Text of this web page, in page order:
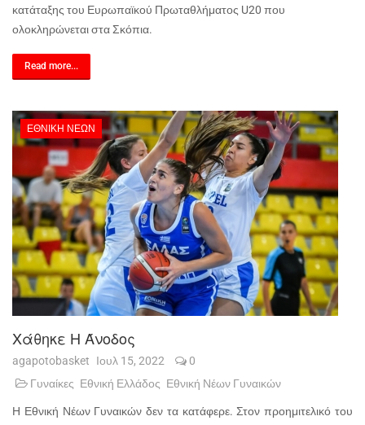
κατάταξης του Ευρωπαϊκού Πρωταθλήματος U20 που
ολοκληρώνεται στα Σκόπια.
Read more...
ΕΘΝΙΚΉ ΝΈΩΝ
Χάθηκε Η Άνοδος
agapotobasket Ιουλ 15, 2022
0
Γυναίκες Εθνική Ελλάδος Εθνική Νέων Γυναικών
Η Εθνική Νέων Γυναικών δεν τα κατάφερε. Στον προημιτελικό του